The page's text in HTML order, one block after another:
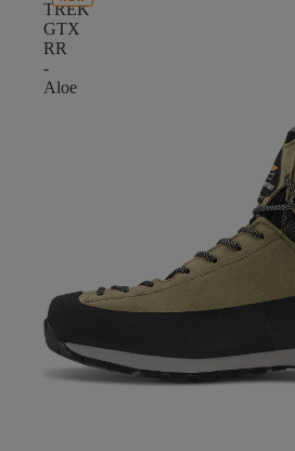
TREK
GTX
RR
-
Aloe